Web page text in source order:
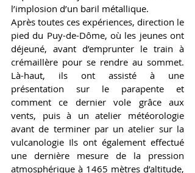
l’implosion d’un baril métallique.
Après toutes ces expériences, direction le
pied du Puy-de-Dôme, où les jeunes ont
déjeuné, avant d’emprunter le train à
crémaillère pour se rendre au sommet.
Là-haut, ils ont assisté à une
présentation sur le parapente et
comment ce dernier vole grâce aux
vents, puis à un atelier météorologie
avant de terminer par un atelier sur la
vulcanologie Ils ont également effectué
une dernière mesure de la pression
atmosphérique à 1465 mètres d’altitude,